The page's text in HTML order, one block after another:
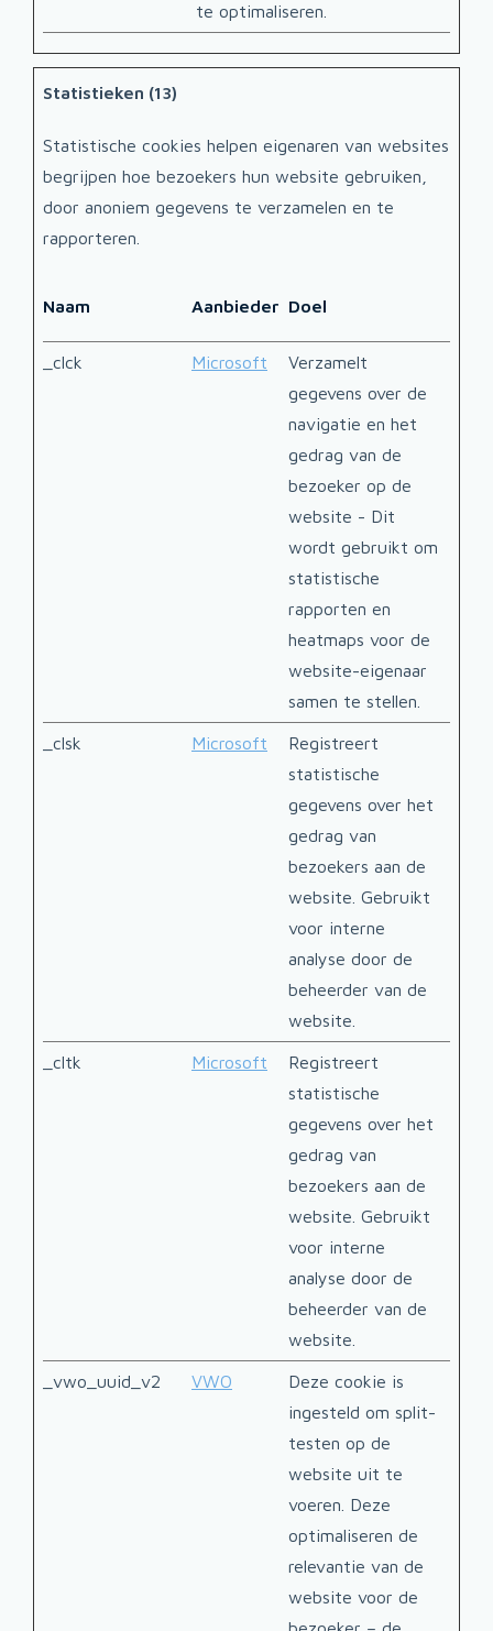
te optimaliseren.
Statistieken (13)
Statistische cookies helpen eigenaren van websites
begrijpen hoe bezoekers hun website gebruiken,
door anoniem gegevens te verzamelen en te
rapporteren.
Naam Aanbieder Doel
_clck Microsoft
Verzamelt
gegevens over de
navigatie en het
gedrag van de
bezoeker op de
website - Dit
wordt gebruikt om
statistische
rapporten en
heatmaps voor de
website-eigenaar
samen te stellen.
_clsk Microsoft
Registreert
statistische
gegevens over het
gedrag van
bezoekers aan de
website. Gebruikt
voor interne
analyse door de
beheerder van de
website.
_cltk Microsoft
Registreert
statistische
gegevens over het
gedrag van
bezoekers aan de
website. Gebruikt
voor interne
analyse door de
beheerder van de
website.
_vwo_uuid_v2 VWO
Deze cookie is
ingesteld om split-
testen op de
website uit te
voeren. Deze
optimaliseren de
relevantie van de
website voor de